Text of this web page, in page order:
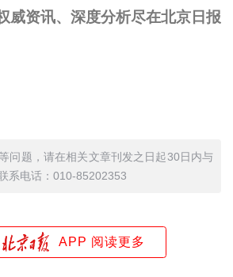
威资讯、深度分析尽在北京日报
问题，请在相关文章刊发之日起30日内与
系电话：010-85202353
APP 阅读更多